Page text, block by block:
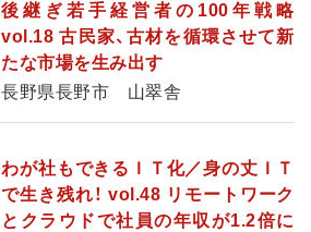
後継ぎ若手経営者の100年戦略
vol.18 古民家、古材を循環させて新
たな市場を生み出す
長野県長野市 山翠舎
わが社もできるＩＴ化／身の丈ＩＴ
で生き残れ！ vol.48 リモートワーク
とクラウドで社員の年収が1.2倍に